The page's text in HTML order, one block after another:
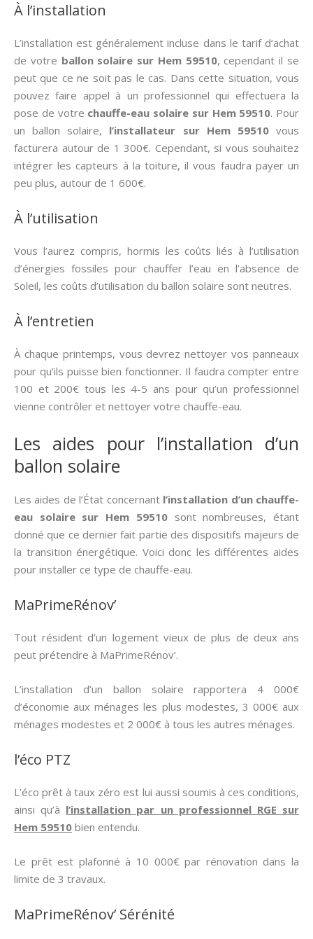
À l’installation
L’installation est généralement incluse dans le tarif d’achat
de votre ballon solaire sur Hem 59510, cependant il se
peut que ce ne soit pas le cas. Dans cette situation, vous
pouvez faire appel à un professionnel qui effectuera la
pose de votre chauffe-eau solaire sur Hem 59510. Pour
un ballon solaire, l’installateur sur Hem 59510vous
facturera autour de 1 300€. Cependant, si vous souhaitez
intégrer les capteurs à la toiture, il vous faudra payer un
peu plus, autour de 1 600€.
À l’utilisation
Vous l’aurez compris, hormis les coûts liés à l’utilisation
d’énergies fossiles pour chauffer l’eau en l’absence de
Soleil, les coûts d’utilisation du ballon solaire sont neutres.
À l’entretien
À chaque printemps, vous devrez nettoyer vos panneaux
pour qu’ils puisse bien fonctionner. Il faudra compter entre
100 et 200€ tous les 4-5 ans pour qu’un professionnel
vienne contrôler et nettoyer votre chauffe-eau.
Les aides pour l’installation d’un
ballon solaire
Les aides de l’État concernant l’installation d’un chauffe-
eau solaire sur Hem 59510sont nombreuses, étant
donné que ce dernier fait partie des dispositifs majeurs de
la transition énergétique. Voici donc les différentes aides
pour installer ce type de chauffe-eau.
MaPrimeRénov’
Tout résident d’un logement vieux de plus de deux ans
peut prétendre à MaPrimeRénov’.
L’installation d’un ballon solaire rapportera 4 000€
d’économie aux ménages les plus modestes, 3 000€ aux
ménages modestes et 2 000€ à tous les autres ménages.
l’éco PTZ
L’éco prêt à taux zéro est lui aussi soumis à ces conditions,
ainsi qu’à l’installation par un professionnel RGE sur
Hem 59510 bien entendu.
Le prêt est plafonné à 10 000€ par rénovation dans la
limite de 3 travaux.
MaPrimeRénov’ Sérénité